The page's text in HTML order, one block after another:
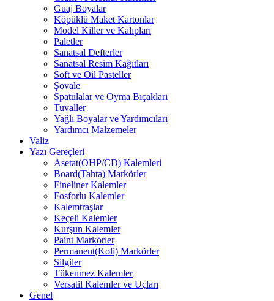
Guaj Boyalar
Köpüklü Maket Kartonlar
Model Killer ve Kalıpları
Paletler
Sanatsal Defterler
Sanatsal Resim Kağıtları
Soft ve Oil Pasteller
Şovale
Spatulalar ve Oyma Bıçakları
Tuvaller
Yağlı Boyalar ve Yardımcıları
Yardımcı Malzemeler
Valiz
Yazı Gereçleri
Asetat(OHP/CD) Kalemleri
Board(Tahta) Markörler
Fineliner Kalemler
Fosforlu Kalemler
Kalemtraşlar
Keçeli Kalemler
Kurşun Kalemler
Paint Markörler
Permanent(Koli) Markörler
Silgiler
Tükenmez Kalemler
Versatil Kalemler ve Uçları
Genel